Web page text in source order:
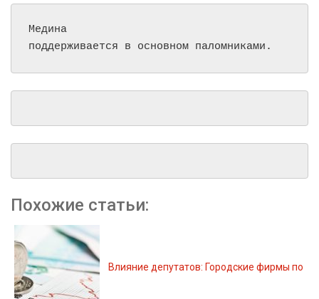
Медина
поддерживается в основном паломниками.
Похожие статьи:
Влияние депутатов: Городские фирмы по